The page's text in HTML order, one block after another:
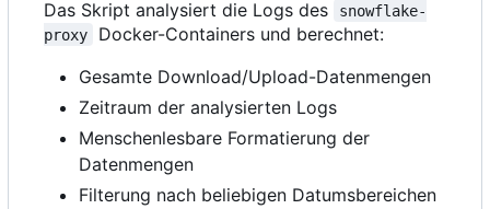
Das Skript analysiert die Logs des
snowflake-
proxy
Docker-Containers und berechnet:
Gesamte Download/Upload-Datenmengen
Zeitraum der analysierten Logs
Menschenlesbare Formatierung der
Datenmengen
Filterung nach beliebigen Datumsbereichen